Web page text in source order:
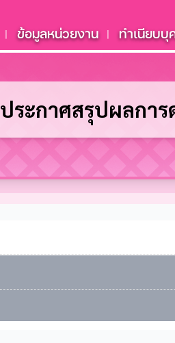
| ข้อมูลหน่วยงาน | ทำเนียบบุ
ประกาศสรุปผลกา